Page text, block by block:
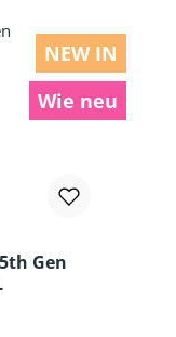
NEW IN
Wie neu
Gen